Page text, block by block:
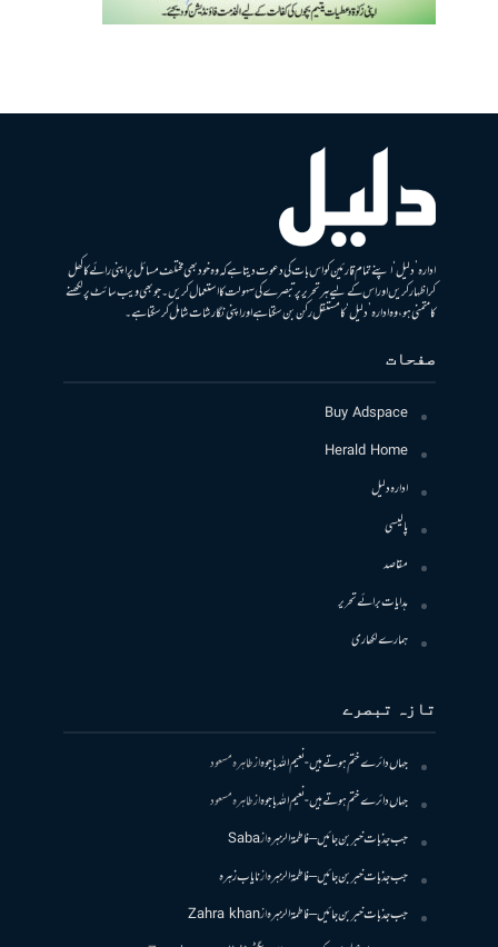
ادارہ ’دلیل‘ اپنے تمام قارئین کو اس بات کی دعوت دیتا ہے کہ وہ خود بھی مختلف مسائل پر اپنی رائے کا کھل
کر اظہار کریں اور اس کے لیے ہر تحریر پر تبصرے کی سہولت کا استعمال کریں۔ جو بھی ویب سائٹ پر لکھنے
کا متمنی ہو، وہ ادارہ ’دلیل‘ کا مستقل رکن بن سکتا ہے اور اپنی نگارشات شامل کرسکتا ہے۔
صفحات
Buy Adspace
Herald Home
ادارہ دلیل
پالیسی
مقاصد
ہدایات برائے تحریر
ہمارے لکھاری
تازہ تبصرے
جہاں دائرے ختم ہوتے ہیں- نعیم اللہ باجوہازطاہرہ مسعود
جہاں دائرے ختم ہوتے ہیں- نعیم اللہ باجوہازطاہرہ مسعود
جب جذبات خبر بن جائیں – فاطمۃالزہرہازSaba
جب جذبات خبر بن جائیں – فاطمۃالزہرہازنایاب زہرہ
جب جذبات خبر بن جائیں – فاطمۃالزہرہازZahra khan